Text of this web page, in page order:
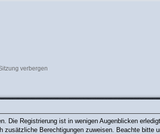
verbergen
Die Registrierung ist in wenigen Augenblicken
Berechtigungen zuweisen. Beachte bitte